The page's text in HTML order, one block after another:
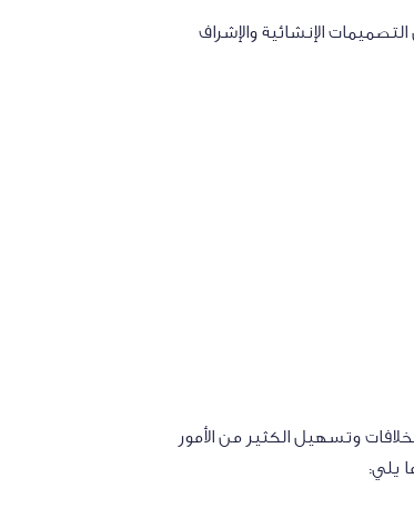
الإنشائية والإشراف
وتسهيل الكثير من الأمور
يلي: